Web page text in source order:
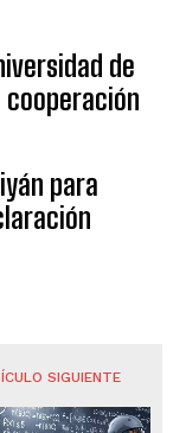
de
cooperación
para
SIGUIENTE